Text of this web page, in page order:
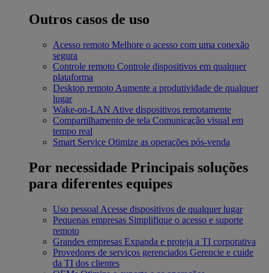
Outros casos de uso
Acesso remoto Melhore o acesso com uma conexão
segura
Controle remoto Controle dispositivos em qualquer
plataforma
Desktop remoto Aumente a produtividade de qualquer
lugar
Wake-on-LAN Ative dispositivos remotamente
Compartilhamento de tela Comunicação visual em
tempo real
Smart Service Otimize as operações pós-venda
Por necessidade Principais soluções
para diferentes equipes
Uso pessoal Acesse dispositivos de qualquer lugar
Pequenas empresas Simplifique o acesso e suporte
remoto
Grandes empresas Expanda e proteja a TI corporativa
Provedores de serviços gerenciados Gerencie e cuide
da TI dos clientes